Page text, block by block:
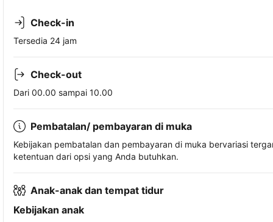
Check-in
Tersedia 24 jam
Check-out
Dari 00.00 sampai 10.00
Pembatalan/ pembayaran di muka
Kebijakan pembatalan dan pembayaran di muka bervariasi
ketentuan dari opsi yang Anda butuhkan.
Anak-anak dan tempat tidur
Kebijakan anak